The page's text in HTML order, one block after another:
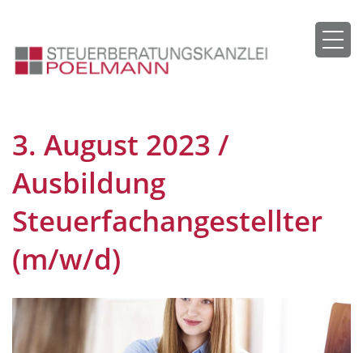
3. August 2023 /
Ausbildung
Steuerfachangestellter
(m/w/d)